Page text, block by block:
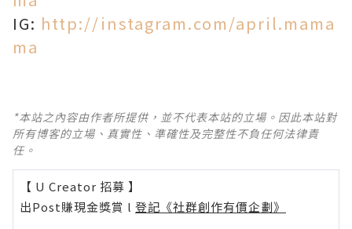
IG: http://instagram.com/april.mama
ma
*本站之內容由作者所提供，並不代表本站的立場。因此本站對
所有博客的立場、真實性、準確性及完整性不負任何法律責
任。
【 U Creator 招募 】
出Post賺現金獎賞 l 登記《社群創作有價企劃》